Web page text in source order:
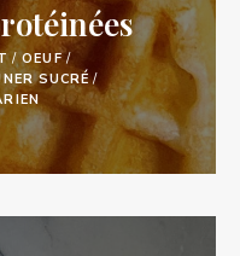
/OEUF/
SUCRÉ/